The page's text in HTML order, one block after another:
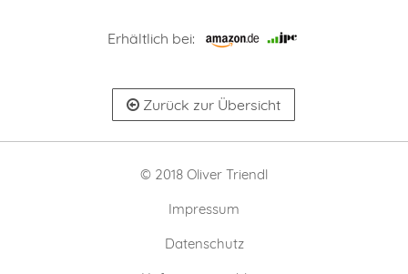
Erhältlich bei:
Zurück zur Übersicht
© 2018 Oliver Triendl
Impressum
Datenschutz